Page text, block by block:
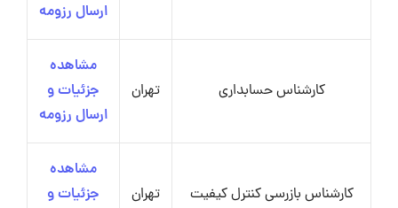
ارسال رزومه
کارشناس حسابداری تهران
مشاهده
جزئیات و
ارسال رزومه
کارشناس بازرسی کنترل کیفیت تهران
مشاهده
جزئیات و